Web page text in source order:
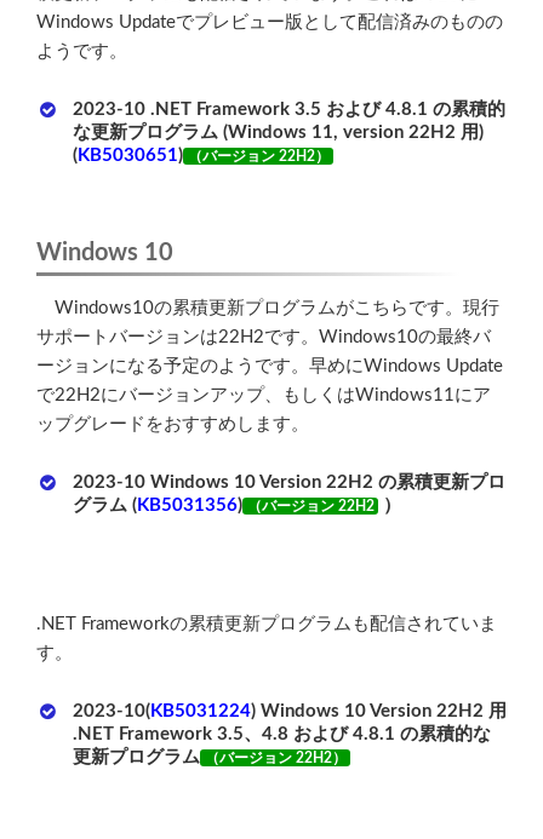
Windows Updateでプレビュー版として配信済みのものの
ようです。
2023-10 .NET Framework 3.5 および 4.8.1 の累積的
な更新プログラム (Windows 11, version 22H2 用)
( KB5030651) （バージョン 22H2）
Windows 10
Windows10の累積更新プログラムがこちらです。現行
サポートバージョンは22H2です。Windows10の最終バ
ージョンになる予定のようです。早めにWindows Update
で22H2にバージョンアップ、もしくはWindows11にア
ップグレードをおすすめします。
2023-10 Windows 10 Version 22H2 の累積更新プロ
グラム ( KB5031356) （バージョン 22H2 ）
.NET Frameworkの累積更新プログラムも配信されていま
す。
2023-10( KB5031224) Windows 10 Version 22H2 用
.NET Framework 3.5、4.8 および 4.8.1 の累積的な
更新プログラム
（バージョン 22H2）